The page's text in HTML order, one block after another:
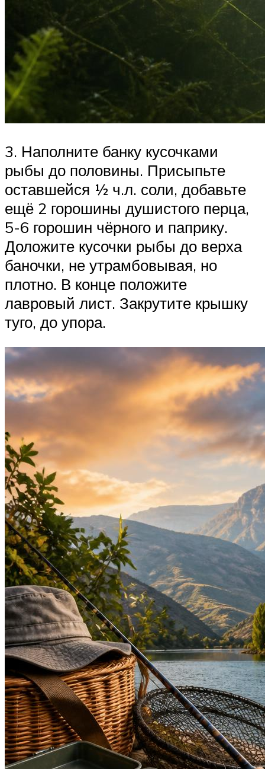
3. Наполните банку кусочками
рыбы до половины. Присыпьте
оставшейся ½ ч.л. соли, добавьте
ещё 2 горошины душистого перца,
5-6 горошин чёрного и паприку.
Доложите кусочки рыбы до верха
баночки, не утрамбовывая, но
плотно. В конце положите
лавровый лист. Закрутите крышку
туго, до упора.